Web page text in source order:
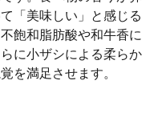
「美味しい」と感じる
飽和脂肪酸や和牛香に
に小ザシによる柔らか
を満足させます。